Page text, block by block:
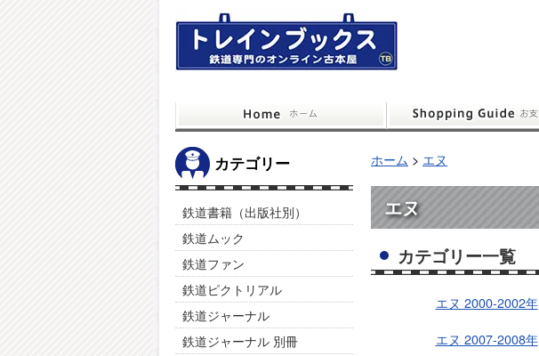
カテゴリー
鉄道書籍（出版社別）
鉄道ムック
鉄道ファン
鉄道ピクトリアル
鉄道ジャーナル
鉄道ジャーナル 別冊
ホーム > エヌ
エヌ
カテゴリー一覧
エヌ 2000-2002年
エヌ 2007-2008年